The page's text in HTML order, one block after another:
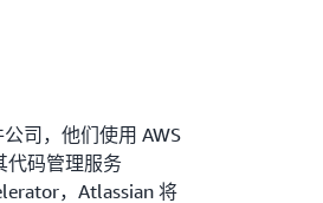
司，他们使用 AWS
代码管理服务
，Atlassian 将